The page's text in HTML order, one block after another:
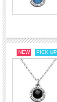
NEW PICK UP